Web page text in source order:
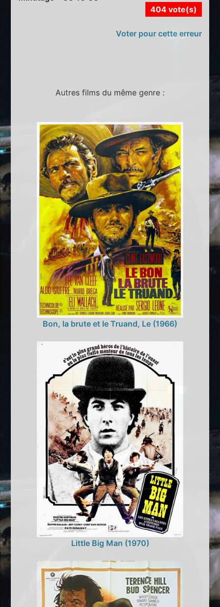
404 vote(s)
Voter pour cette erreur
Autres films du même genre :
Bon, la brute et le Truand, Le (1966)
Little Big Man (1970)